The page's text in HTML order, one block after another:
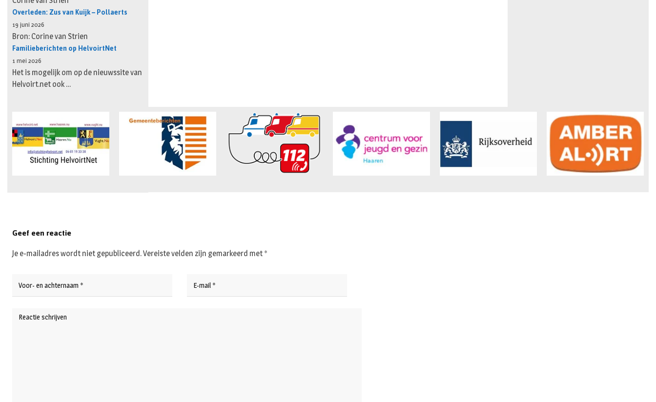
Overleden: Zus van Kuijk – Pollaerts
19 juni 2026
Bron: Corine van Strien
Familieberichten op HelvoirtNet
1 mei 2026
Het is mogelijk om op de nieuwssite van
Helvoirt.net ook …
Geef een reactie
Je e-mailadres wordt niet gepubliceerd.Vereiste velden zijn gemarkeerd met *